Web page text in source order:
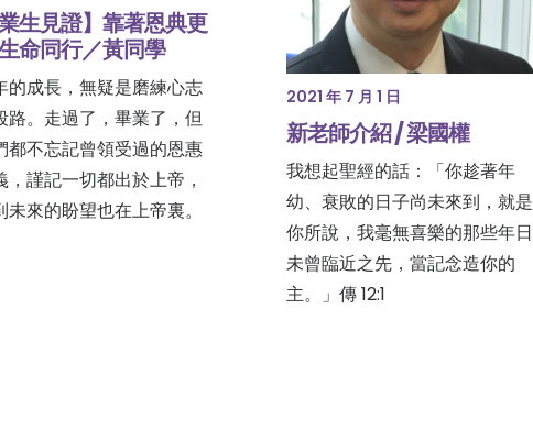
生見證】靠著恩典更
命同行／黃同學
的成長，無疑是磨練心志
路。走過了，畢業了，但
都不忘記曾領受過的恩惠
，謹記一切都出於上帝，
未來的盼望也在上帝裏。
2021 年 7 月 1 日
新老師介紹 / 梁國權
我想起聖經的話：「你趁著年
幼、衰敗的日子尚未來到，就是
你所說，我毫無喜樂的那些年日
未曾臨近之先，當記念造你的
主。」傳 12:1